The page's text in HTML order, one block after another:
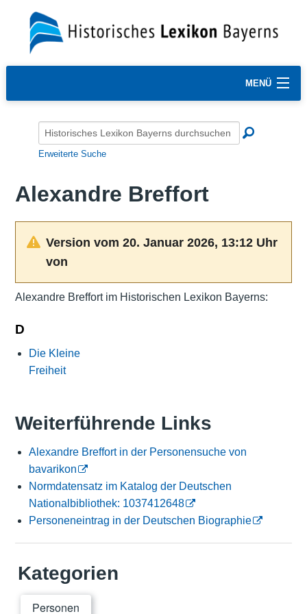
MENÜ
Erweiterte Suche
Alexandre Breffort
Version vom 20. Januar 2026, 13:12 Uhr
von
Alexandre Breffort im Historischen Lexikon Bayerns:
D
Die Kleine
Freiheit
Weiterführende Links
Alexandre Breffort in der Personensuche von
bavarikon
Normdatensatz im Katalog der Deutschen
Nationalbibliothek: 1037412648
Personeneintrag in der Deutschen Biographie
Kategorien
Personen